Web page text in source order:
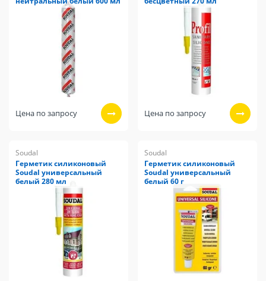
Цена по запросу Цена по запросу
Soudal
Герметик силиконовый
Soudal универсальный
белый 280 мл
Soudal
Герметик силиконовый
Soudal универсальный
белый 60 г